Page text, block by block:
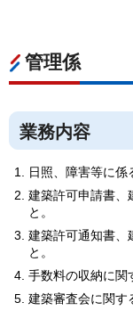
管理係
業務内容
日照、障害等に係
建築許可申請書、
と。
建築許可通知書、
と。
手数料の収納に関
建築審査会に関す